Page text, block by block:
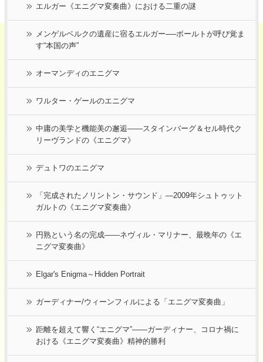
エルガー《エニグマ変奏曲》における二重の謎
メンゲルベルクの遺産に宿るエルガー──ボールトが呼び覚ま
す“本国の声”
オーマンディのエニグマ
ワルター・ゲールのエニグマ
中庸の美学と機能美の邂逅――スタインバーグ＆セル時代ク
リーヴランドの《エニグマ》
デュトワのエニグマ
「完成されたノリントン・サウンド」―2009年シュトゥット
ガルトの《エニグマ変奏曲》
円熟という名の完成――ネヴィル・マリナー、最晩年の《エ
ニグマ変奏曲》
Elgar's Enigma～Hidden Portrait
ガーディナー/ウィーンフィルによる「エニグマ変奏曲」
距離を超えて響く“エニグマ”――ガーディナー、コロナ禍に
おける《エニグマ変奏曲》精神的勝利